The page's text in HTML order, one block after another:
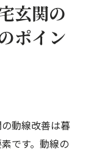
玄関の
ポイン
動線改善は暮
です。動線の